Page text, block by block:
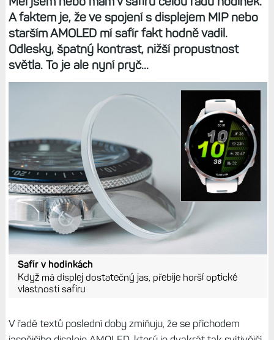
A faktem je, že ve spojení s displejem MIP nebo
starším AMOLED mí safír fakt hodně vadil.
Odlesky, špatný kontrast, nižší propustnost
světla. To je ale nyní pryč...
Safír v hodinkách
Když má displej dostatečný jas, přebije horší optické
vlastnosti safíru
V řadě textů poslední doby zmiňuju, že se příchodem